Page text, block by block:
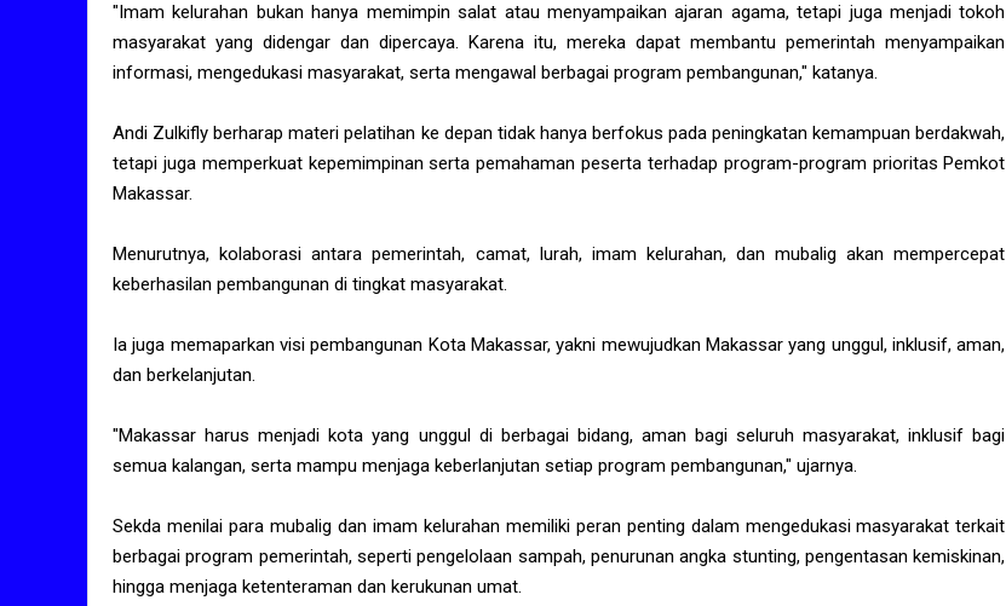
"Imam kelurahan bukan hanya memimpin salat atau menyampaikan ajaran agama, tetapi juga menjadi tokoh
masyarakat yang didengar dan dipercaya. Karena itu, mereka dapat membantu pemerintah menyampaikan
informasi, mengedukasi masyarakat, serta mengawal berbagai program pembangunan," katanya.
Andi Zulkifly berharap materi pelatihan ke depan tidak hanya berfokus pada peningkatan kemampuan berdakwah,
tetapi juga memperkuat kepemimpinan serta pemahaman peserta terhadap program-program prioritas Pemkot
Makassar.
Menurutnya, kolaborasi antara pemerintah, camat, lurah, imam kelurahan, dan mubalig akan mempercepat
keberhasilan pembangunan di tingkat masyarakat.
Ia juga memaparkan visi pembangunan Kota Makassar, yakni mewujudkan Makassar yang unggul, inklusif, aman,
dan berkelanjutan.
"Makassar harus menjadi kota yang unggul di berbagai bidang, aman bagi seluruh masyarakat, inklusif bagi
semua kalangan, serta mampu menjaga keberlanjutan setiap program pembangunan," ujarnya.
Sekda menilai para mubalig dan imam kelurahan memiliki peran penting dalam mengedukasi masyarakat terkait
berbagai program pemerintah, seperti pengelolaan sampah, penurunan angka stunting, pengentasan kemiskinan,
hingga menjaga ketenteraman dan kerukunan umat.